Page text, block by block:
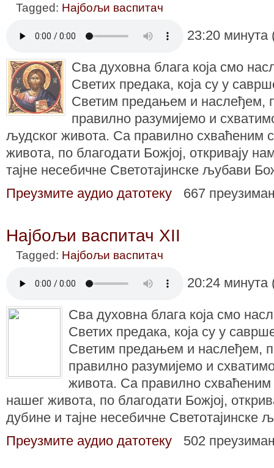
Tagged: Најбољи васпитач
23:20
Сва духовна блага која смо
Светих предака, која су у
Светим предањем и наслеђем,
правилно разумијемо и
људског живота. Са правилно
живота, по благодати Божјој, откривају
тајне несебичне Светотајинске љубави
Преузмите аудио датотеку
667
Најбољи васпитач XII
Tagged: Најбољи васпитач
20:24
Сва духовна блага која смо
Светих предака, која су у
Светим предањем и наслеђем,
правилно разумијемо и
живота. Са правилно
нашег живота, по благодати Божјој,
дубине и тајне несебичне Светотајинске
Преузмите аудио датотеку
502